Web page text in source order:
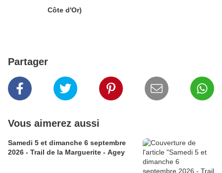
Côte d'Or)
Partager
Vous aimerez aussi
Samedi 5 et dimanche 6 septembre
2026 - Trail de la Marguerite - Agey